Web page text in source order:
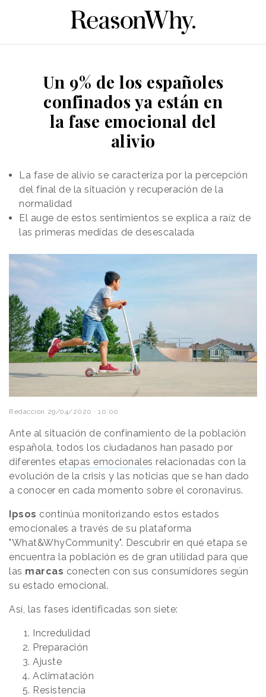
Un 9% de los españoles
confinados ya están en
la fase emocional del
alivio
La fase de alivio se caracteriza por la percepción
del final de la situación y recuperación de la
normalidad
El auge de estos sentimientos se explica a raíz de
las primeras medidas de desescalada
Redacción 29/04/2020 · 10:00
Ante al situación de confinamiento de la población
española, todos los ciudadanos han pasado por
diferentes etapas emocionales relacionadas con la
evolución de la crisis y las noticias que se han dado
a conocer en cada momento sobre el coronavirus.
Ipsos continúa monitorizando estos estados
emocionales a través de su plataforma
"What&WhyCommunity". Descubrir en qué etapa se
encuentra la población es de gran utilidad para que
las marcas conecten con sus consumidores según
su estado emocional.
Así, las fases identificadas son siete:
Incredulidad
Preparación
Ajuste
Aclimatación
Resistencia